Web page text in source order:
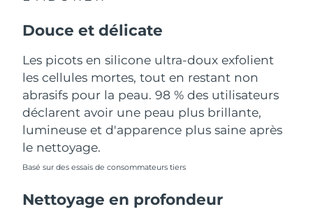
Douce et délicate
Les picots en silicone ultra-doux exfolient
les cellules mortes, tout en restant non
abrasifs pour la peau. 98 % des utilisateurs
déclarent avoir une peau plus brillante,
lumineuse et d'apparence plus saine après
le nettoyage.
Basé sur des essais de consommateurs tiers
Nettoyage en profondeur
Philippines
Pologne Livraison estimée8/11/26
Portugal Livraison estimée8/10/26
Porto Rico Livraison estimée8/12/26
La Réunion Livraison estimée